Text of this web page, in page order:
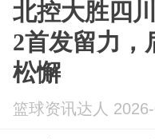
北控大胜四
2首发留力，
松懈
篮球资讯达人